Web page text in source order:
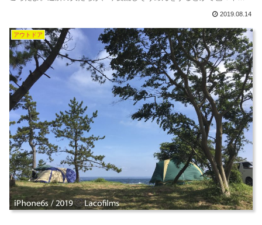
してたみたいなんだけど夕方、私たちは夕食を買いに行ったらなん
す」って、断ったんだけど是非是非と言うので、遊びに行っちゃいま
した。15軒の温...
2019.08.14
アウトドア